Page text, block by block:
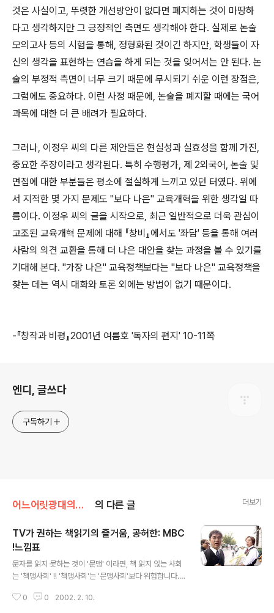
것은 사실이고, 뚜렷한 개선방안이 없다면 폐지하는 것이 마땅하
다고 생각하지만 그 긍정적인 측면도 생각해야 한다. 실제로 논술
모의고사 등의 시험을 통해, 정형화된 것이긴 하지만, 학생들이 자
신의 생각을 표현하는 연습을 하게 되는 것을 잊어서는 안 된다. 논
술의 부정적 측면이 너무 크기 때문에 무시되기 쉬운 이런 장점은,
그럼에도 중요하다. 이런 사정 때문에, 논술을 폐지할 때에는 국어
과목에 대한 더 큰 배려가 필요하다.
그러나, 이정우 씨의 다른 제안들은 현실성과 실효성을 함께 가진,
중요한 주장이라고 생각된다. 특히 수행평가, 제 2외국어, 논술 및
면접에 대한 부분들은 평소에 절실하게 느끼고 있던 터였다. 위에
서 지적한 몇 가지 문제도 "보다 나은" 교육개혁을 위한 생각일 따
름이다. 이정우 씨의 글을 시작으로, 최근 일반적으로 더욱 관심이
고조된 교육개혁 문제에 대해 『창비』에서도 '좌담' 등을 통해 여러
사람의 의견 교환을 통해 더 나은 대안을 찾는 과정을 볼 수 있기를
기대해 본다. "가장 나은" 교육정책보다는 "보다 나은" 교육정책을
찾는 데는 역시 대화와 토론 외에는 방법이 없기 때문이다.
-『창작과 비평』2001년 여름호 '독자의 편지' 10-11쪽
엔디, 글쓰다
구독하기
어느어릿광대의견해 의 다른 글 더보기
TV가 권하는 책읽기의 즐거움, 공허한: MBC
!느낌표
문자를 읽지 못하는 것이 '문맹' 이라면, 책 읽지 않는 사회
는 '책맹사회' !! '책맹사회'는 '문맹사회'보다 위험합니다.
리는 볼 수 없다. 책은 '읽어야 하는 것'으로 모두에게 받아
0 0 2002. 2. 10.